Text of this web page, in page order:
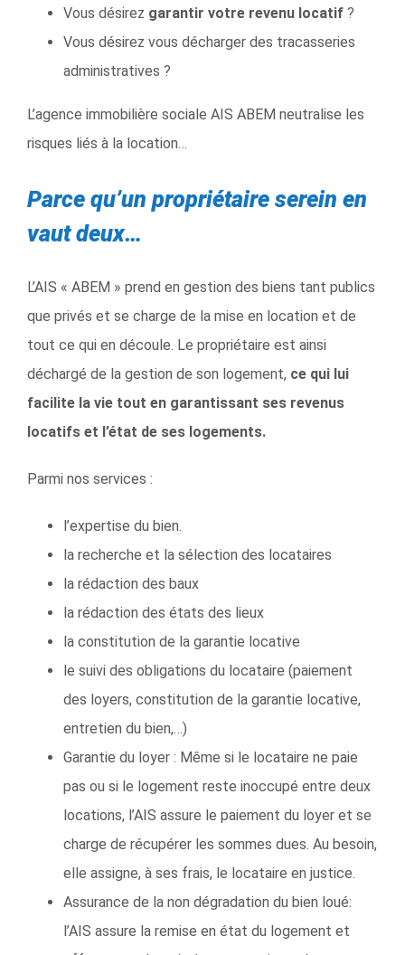
Vous désirez garantir votre revenu locatif ?
Vous désirez vous décharger des tracasseries
administratives ?
L’agence immobilière sociale AIS ABEM neutralise les
risques liés à la location…
Parce qu’un propriétaire serein en
vaut deux…
L’AIS « ABEM » prend en gestion des biens tant publics
que privés et se charge de la mise en location et de
tout ce qui en découle. Le propriétaire est ainsi
déchargé de la gestion de son logement, ce qui lui
facilite la vie tout en garantissant ses revenus
locatifs et l’état de ses logements.
Parmi nos services :
l’expertise du bien.
la recherche et la sélection des locataires
la rédaction des baux
la rédaction des états des lieux
la constitution de la garantie locative
le suivi des obligations du locataire (paiement
des loyers, constitution de la garantie locative,
entretien du bien,…)
Garantie du loyer : Même si le locataire ne paie
pas ou si le logement reste inoccupé entre deux
locations, l’AIS assure le paiement du loyer et se
charge de récupérer les sommes dues. Au besoin,
elle assigne, à ses frais, le locataire en justice.
Assurance de la non dégradation du bien loué:
l’AIS assure la remise en état du logement et